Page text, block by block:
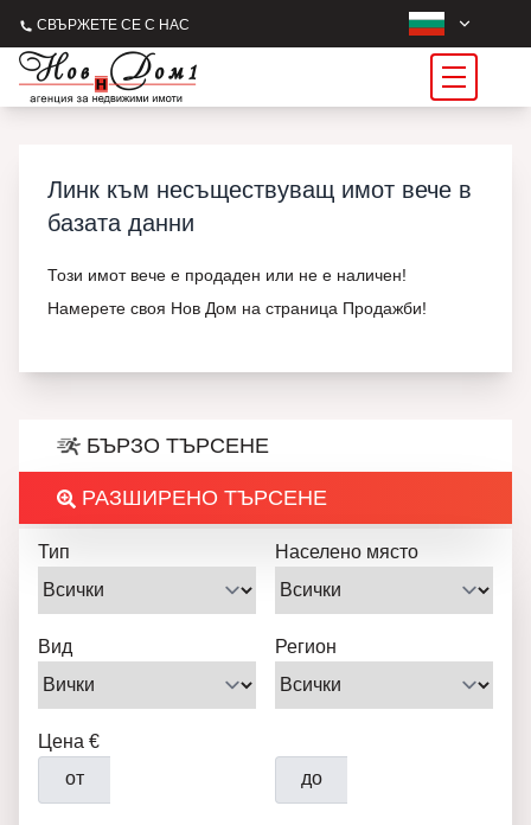
СВЪРЖЕТЕ СЕ С НАС
Линк към несъществуващ имот вече в
базата данни
Този имот вече е продаден или не е наличен!
Намерете своя Нов Дом на страница Продажби!
БЪРЗО ТЪРСЕНЕ
РАЗШИРЕНО ТЪРСЕНЕ
Тип Населено място
Вид Регион
Цена €
от
до